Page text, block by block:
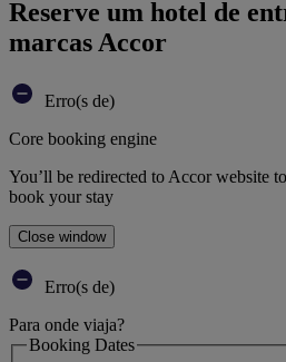
Reserve um hotel de
marcas Accor
Erro(s de)
Core booking engine
You’ll be redirected to Accor website
book your stay
Close window
Erro(s de)
Para onde viaja?
Booking Dates